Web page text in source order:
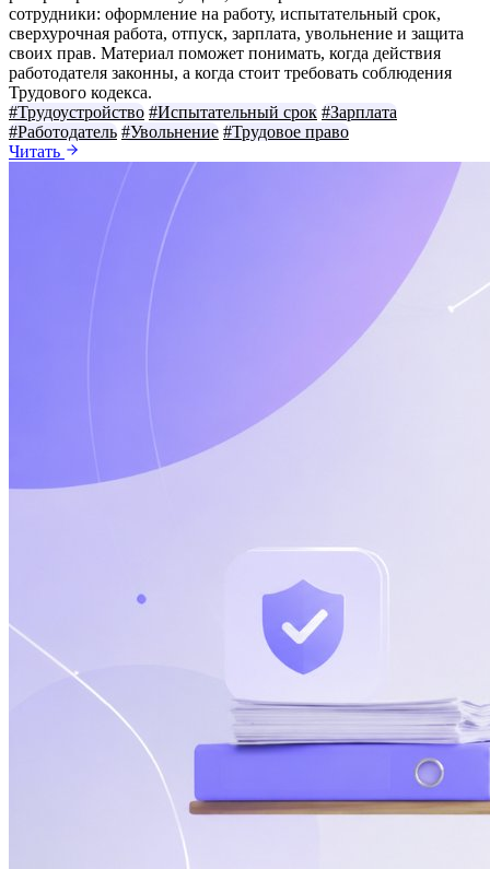
сотрудники: оформление на работу, испытательный срок,
сверхурочная работа, отпуск, зарплата, увольнение и защита
своих прав. Материал поможет понимать, когда действия
работодателя законны, а когда стоит требовать соблюдения
Трудового кодекса.
#Трудоустройство #Испытательный срок #Зарплата
#Работодатель #Увольнение #Трудовое право
Читать